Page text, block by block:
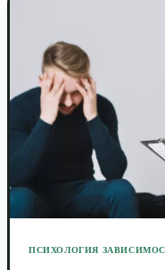
ПСИХОЛОГИЯ